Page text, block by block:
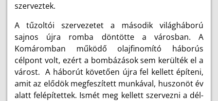
szerveztek.
A tűzoltói szervezetet a második világháború
sajnos újra romba döntötte a városban. A
Komáromban működő olajfinomító háborús
célpont volt, ezért a bombázások sem kerülték el a
várost. A háborút követően újra fel kellett építeni,
amit az elődök megfeszített munkával, huszonöt év
alatt felépítettek. Ismét meg kellett szervezni a dél-